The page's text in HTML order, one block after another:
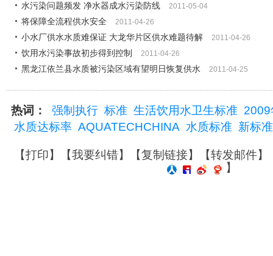
水污染问题频发 净水器成水污染防线
2011-05-04
将保障全流程供水安全 2011-04-26
小水厂供水水质难保证 大龙华片区供水难题待解 2011-04-26
饮用水污染事故初步得到控制 2011-04-26
黑龙江依兰县水质被污染区域有望明日恢复供水 2011-04-25
热词： 强制执行 标准 生活饮用水卫生标准 2009
水质达标率 AQUATECHCHINA 水质标准 新标准
【打印】【我要纠错】【复制链接】【转发邮件】
】